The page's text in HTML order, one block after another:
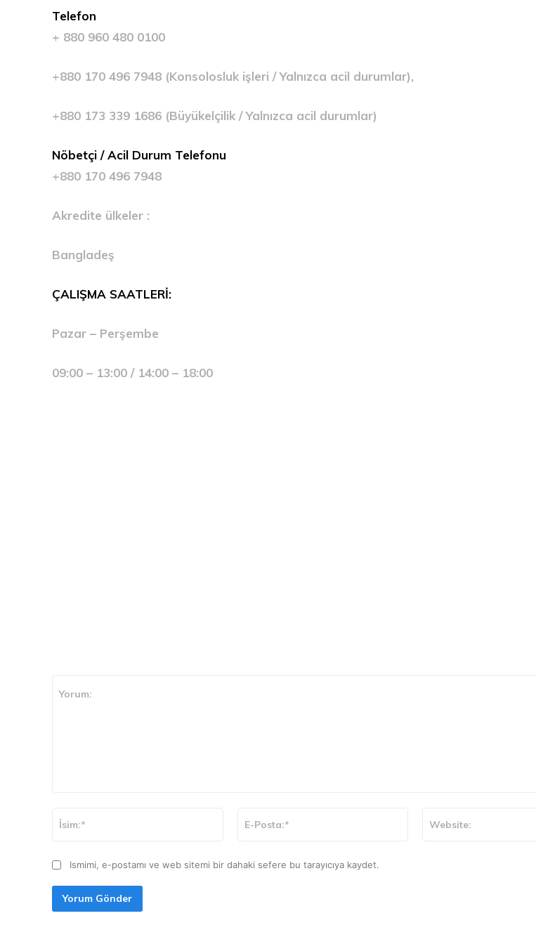
Telefon
+ 880 960 480 0100
+880 170 496 7948 (Konsolosluk işleri / Yalnızca acil durumlar),
+880 173 339 1686 (Büyükelçilik / Yalnızca acil durumlar)
Nöbetçi / Acil Durum Telefonu
+880 170 496 7948
Akredite ülkeler :
Bangladeş
ÇALIŞMA SAATLERİ:
Pazar – Perşembe
09:00 – 13:00 / 14:00 – 18:00
Posta:*
Ismimi, e-postamı ve web sitemi bir dahaki sefere bu tarayıcıya kaydet.